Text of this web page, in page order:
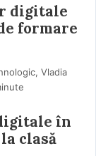
digitale
formare
Vladia
în
clasă